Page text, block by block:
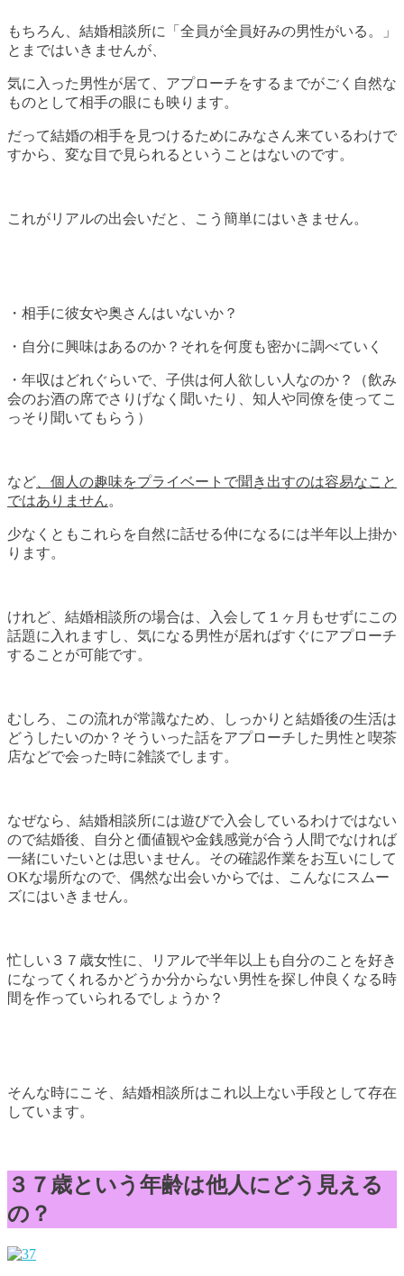
もちろん、結婚相談所に「全員が全員好みの男性がいる。」
とまではいきませんが、
気に入った男性が居て、アプローチをするまでがごく自然な
ものとして相手の眼にも映ります。
だって結婚の相手を見つけるためにみなさん来ているわけで
すから、変な目で見られるということはないのです。
これがリアルの出会いだと、こう簡単にはいきません。
・相手に彼女や奥さんはいないか？
・自分に興味はあるのか？それを何度も密かに調べていく
・年収はどれぐらいで、子供は何人欲しい人なのか？（飲み
会のお酒の席でさりげなく聞いたり、知人や同僚を使ってこ
っそり聞いてもらう）
など 、個人の趣味をプライベートで聞き出すのは容易なこと
ではありません。
少なくともこれらを自然に話せる仲になるには半年以上掛か
ります。
けれど、結婚相談所の場合は、入会して１ヶ月もせずにこの
話題に入れますし、気になる男性が居ればすぐにアプローチ
することが可能です。
むしろ、この流れが常識なため、しっかりと結婚後の生活は
どうしたいのか？そういった話をアプローチした男性と喫茶
店などで会った時に雑談でします。
なぜなら、結婚相談所には遊びで入会しているわけではない
ので結婚後、自分と価値観や金銭感覚が合う人間でなければ
一緒にいたいとは思いません。その確認作業をお互いにして
OKな場所なので、偶然な出会いからでは、こんなにスムー
ズにはいきません。
忙しい３７歳女性に、リアルで半年以上も自分のことを好き
になってくれるかどうか分からない男性を探し仲良くなる時
間を作っていられるでしょうか？
そんな時にこそ、結婚相談所はこれ以上ない手段として存在
しています。
３７歳という年齢は他人にどう見える
の？